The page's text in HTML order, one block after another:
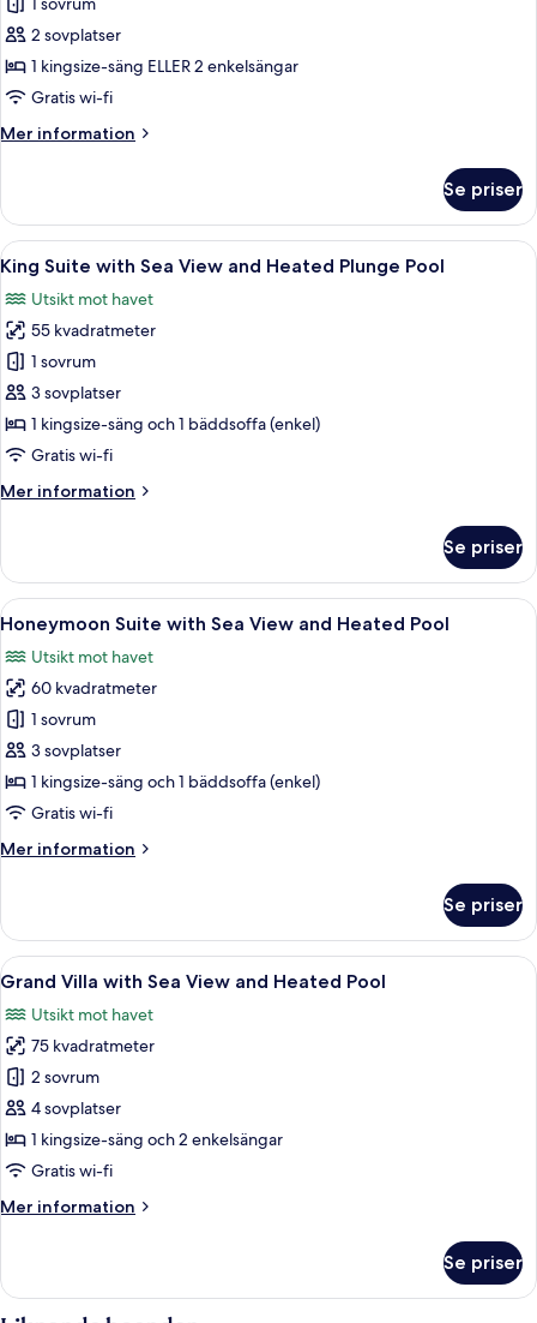
Suite
with
Sea
and
2 sovplatser
1 kingsize-säng ELLER 2 enkelsängar
Gratis wi-fi
Mer information
Mer
Suite
with
Sea
View
and
Sharing
Pool
Se priser
Öppna
alla
foton
för
King
Suite
with
Sea
and
Pool
En modern utomhusplats med
24
King Suite with Sea View and Heated Plunge Pool
Utsikt mot havet
55 kvadratmeter
1 sovrum
3 sovplatser
1 kingsize-säng och 1 bäddsoffa (enkel)
Gratis wi-fi
Mer information
Mer
Suite
with
Sea
and
Heated
Plunge
Pool
Se priser
Öppna
alla
foton
för
Honeymoon
Suite
with
Sea
and
En takpool som ser ut att sträcka
21
Honeymoon Suite with Sea View and Heated Pool
Utsikt mot havet
60 kvadratmeter
1 sovrum
3 sovplatser
1 kingsize-säng och 1 bäddsoffa (enkel)
Gratis wi-fi
Mer information
Mer
Suite
with
Sea
and
Heated
Pool
Se priser
Öppna
alla
foton
för
Grand
Villa
with
Sea
and
Ett modernt hotellrum med en stor
11
Grand Villa with Sea View and Heated Pool
Utsikt mot havet
75 kvadratmeter
2 sovrum
4 sovplatser
1 kingsize-säng och 2 enkelsängar
Gratis wi-fi
Mer information
Mer
Villa
with
Se priser